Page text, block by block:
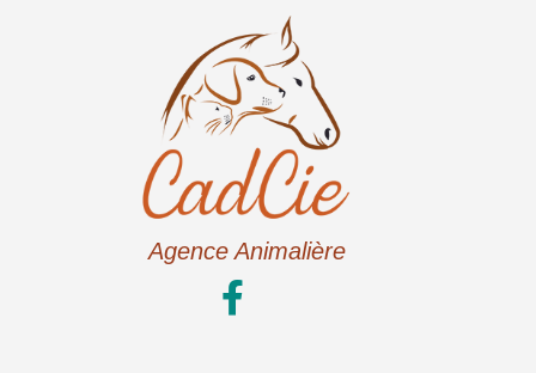
Agence Animalière